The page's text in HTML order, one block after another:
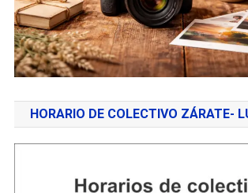
HORARIO DE COLECTIVO ZÁRATE-